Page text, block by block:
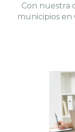
Con nuestra
municipios